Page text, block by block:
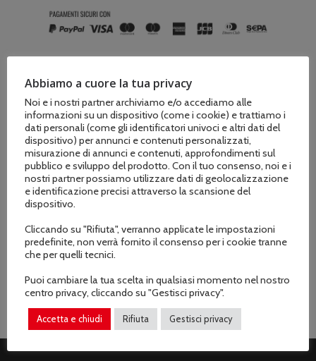
Descrizione
Informazioni aggiuntive
Catena a vibrazione ridotta, elevata qualità
di taglio, robusta e bassa tendenza al
saltellamenrto.
Abbiamo a cuore la tua privacy
Noi e i nostri partner archiviamo e/o accediamo alle
informazioni su un dispositivo (come i cookie) e trattiamo i
dati personali (come gli identificatori univoci e altri dati del
dispositivo) per annunci e contenuti personalizzati,
misurazione di annunci e contenuti, approfondimenti sul
pubblico e sviluppo del prodotto. Con il tuo consenso, noi e i
nostri partner possiamo utilizzare dati di geolocalizzazione
e identificazione precisi attraverso la scansione del
dispositivo.
Cliccando su "Rifiuta", verranno applicate le impostazioni
predefinite, non verrà fornito il consenso per i cookie tranne
che per quelli tecnici.
Puoi cambiare la tua scelta in qualsiasi momento nel nostro
centro privacy, cliccando su "Gestisci privacy".
Accetta e chiudi Rifiuta Gestisci privacy